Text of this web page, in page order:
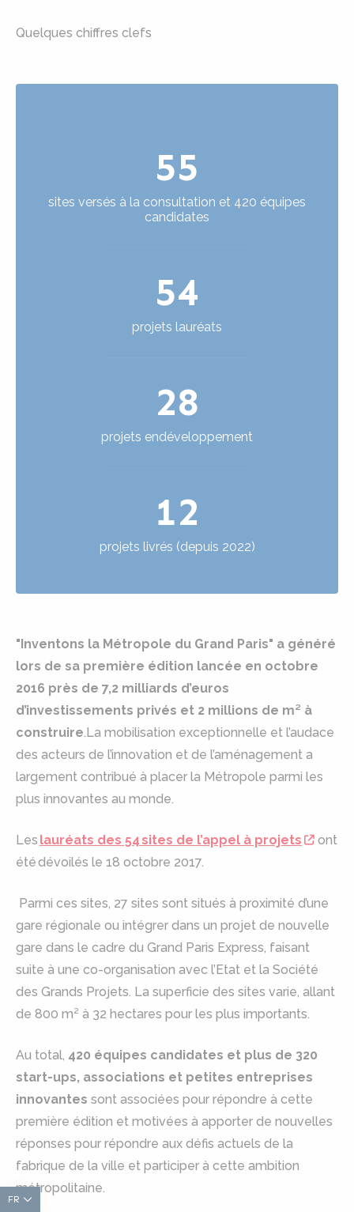
FR
Quelques chiffres clefs
55
sites versés à la consultation et 420 équipes
candidates
54
projets lauréats
28
projets endéveloppement
12
projets livrés (depuis 2022)
"Inventons la Métropole du Grand Paris" a généré
lors de sa première édition lancée en octobre
2016 près de 7,2 milliards d’euros
d’investissements privés et 2 millions de m² à
construire.La mobilisation exceptionnelle et l’audace
des acteurs de l’innovation et de l’aménagement a
largement contribué à placer la Métropole parmi les
plus innovantes au monde.
Les lauréats des 54 sites de l’appel à projets
ont
été dévoilés le 18 octobre 2017.
Parmi ces sites, 27 sites sont situés à proximité d’une
gare régionale ou intégrer dans un projet de nouvelle
gare dans le cadre du Grand Paris Express, faisant
suite à une co-organisation avec l’Etat et la Société
des Grands Projets. La superficie des sites varie, allant
de 800 m² à 32 hectares pour les plus importants.
Au total, 420 équipes candidates et plus de 320
start-ups, associations et petites entreprises
innovantes sont associées pour répondre à cette
première édition et motivées à apporter de nouvelles
réponses pour répondre aux défis actuels de la
fabrique de la ville et participer à cette ambition
métropolitaine.